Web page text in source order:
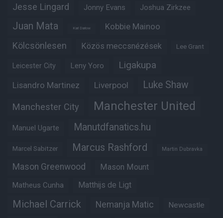
Jesse Lingard Jonny Evans Joshua Zirkzee
Juan Mata Karl Darlow Kobbie Mainoo
Kölcsönlesen Közös meccsnézések Lee Grant
Leicester City Leny Yoro Ligakupa
Lisandro Martinez Liverpool Luke Shaw
Manchester City Manchester United
Manuel Ugarte Manutdfanatics.hu
Marcel Sabitzer Marcus Rashford Martin Dubravka
Mason Greenwood Mason Mount
Matheus Cunha Matthijs de Ligt
Michael Carrick Nemanja Matic Newcastle